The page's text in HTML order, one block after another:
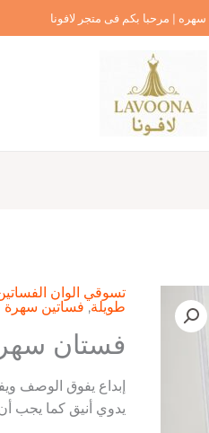
| مرحبا بكم فى متجر لافونا
تسوقي الوان
طويلة, فساتين سهرة
فستان
إبداع يفوق الوصف
يدوي أنيق كما يجب